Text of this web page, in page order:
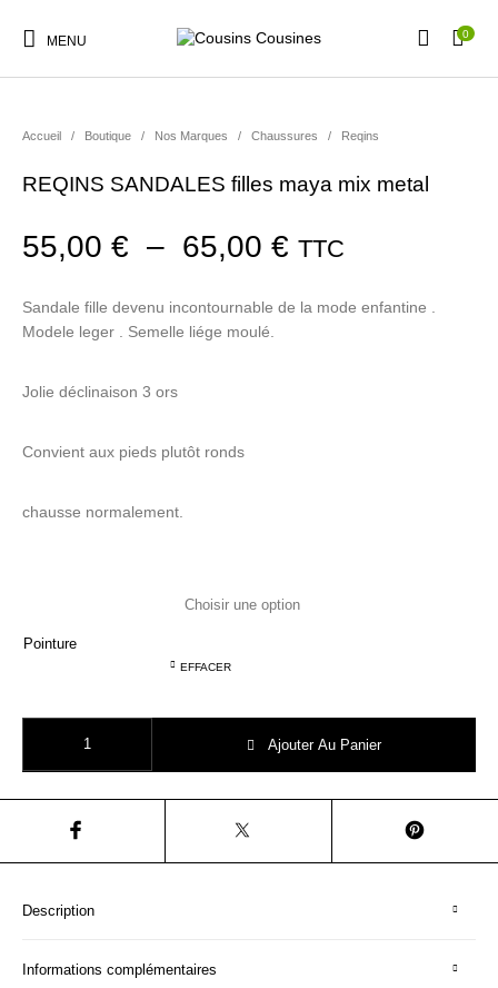
MENU 0
Vêtements Garçons Accessoires Cadeaux Nos Marques
Accueil / Boutique / Nos Marques / Chaussures / Reqins
REQINS SANDALES filles maya mix metal
55,00€ – 65,00€ Plage de prix
TTC
Sandale fille devenu incontournable de la mode enfantine .
Modele leger . Semelle liége moulé.
Jolie déclinaison 3 ors
Convient aux pieds plutôt ronds
chausse normalement.
Pointure
EFFACER
Ajouter Au Panier
Description
Informations complémentaires